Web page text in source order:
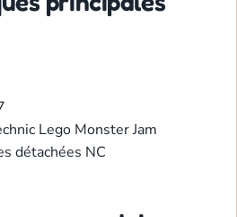
Lego Monster Jam
détachées NC